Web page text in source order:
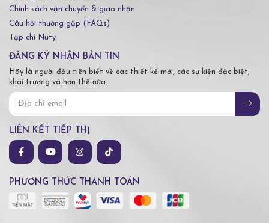
Chính sách vận chuyển & giao nhận
Câu hỏi thường gặp (FAQs)
Tạp chí Nuty
ĐĂNG KÝ NHẬN BẢN TIN
Hãy là người đầu tiên biết về các thiết kế mới, các sự kiện đặc biệt,
khai trương và hơn thế nữa.
LIÊN KẾT TIẾP THỊ
PHƯƠNG THỨC THANH TOÁN